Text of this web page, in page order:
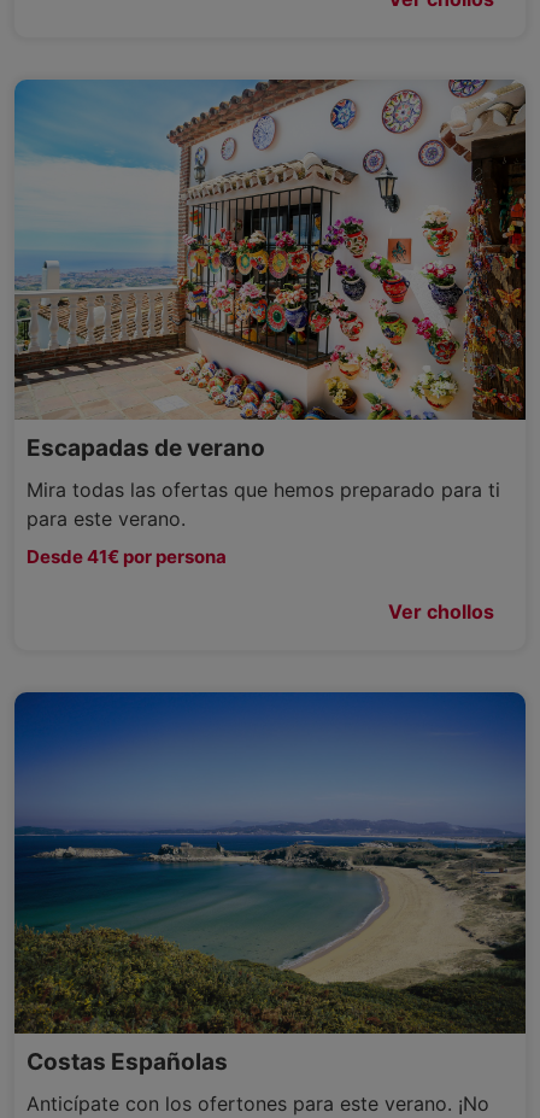
Escapadas de verano
Mira todas las ofertas que hemos preparado para ti
para este verano.
Desde 41€ por persona
Ver chollos
Costas Españolas
Anticípate con los ofertones para este verano. ¡No